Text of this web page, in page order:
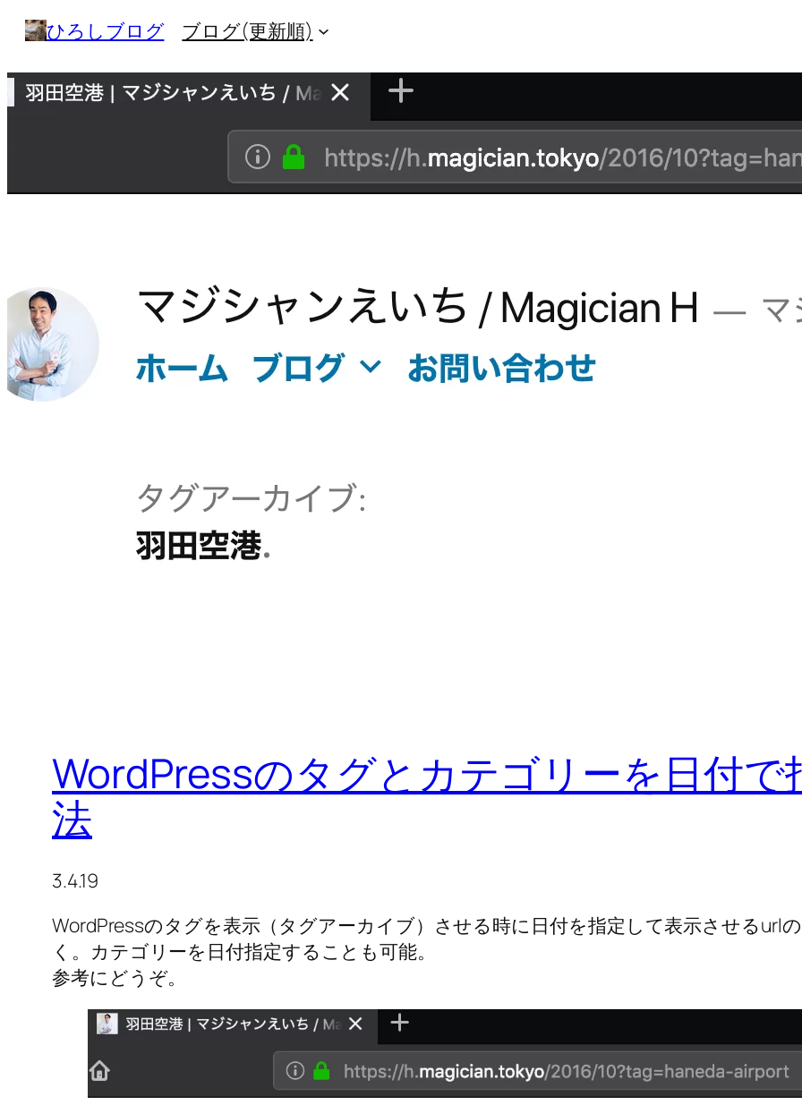
を
ひろしブログ ブログ(更新順)
WordPressのタグとカテゴリーを日付
法
3.4.19
WordPressのタグを表示（タグアーカイブ）させる時に日付を指定して表示させるurl
く。カテゴリーを日付指定することも可能。
参考にどうぞ。